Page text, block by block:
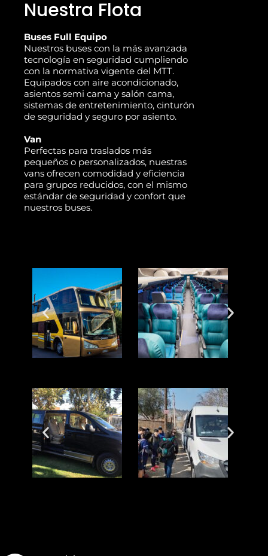
Nuestra Flota
Buses Full Equipo
Nuestros buses con la más avanzada
tecnología en seguridad cumpliendo
con la normativa vigente del MTT.
Equipados con aire acondicionado,
asientos semi cama y salón cama,
sistemas de entretenimiento, cinturón
de seguridad y seguro por asiento.
Van
Perfectas para traslados más
pequeños o personalizados, nuestras
vans ofrecen comodidad y eficiencia
para grupos reducidos, con el mismo
estándar de seguridad y confort que
nuestros buses.